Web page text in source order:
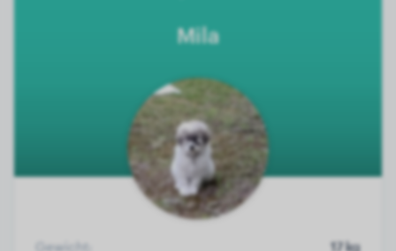
Mila
Gewicht:
17 kg